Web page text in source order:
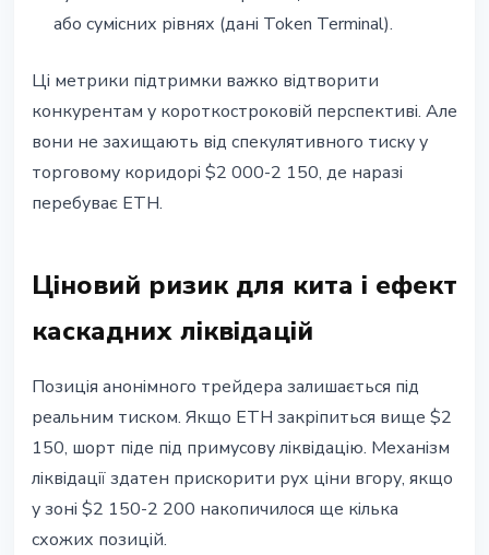
або сумісних рівнях (дані Token Terminal).
Ці метрики підтримки важко відтворити
конкурентам у короткостроковій перспективі. Але
вони не захищають від спекулятивного тиску у
торговому коридорі $2 000-2 150, де наразі
перебуває ETH.
Ціновий ризик для кита і ефект
каскадних ліквідацій
Позиція анонімного трейдера залишається під
реальним тиском. Якщо ETH закріпиться вище $2
150, шорт піде під примусову ліквідацію. Механізм
ліквідації здатен прискорити рух ціни вгору, якщо
у зоні $2 150-2 200 накопичилося ще кілька
схожих позицій.